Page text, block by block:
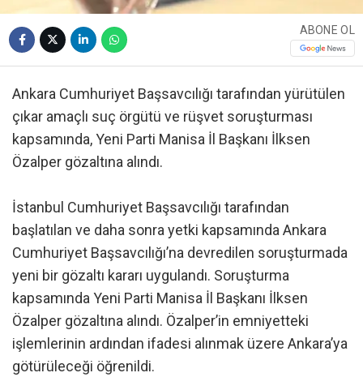
ABONE OL
Ankara Cumhuriyet Başsavcılığı tarafından yürütülen
çıkar amaçlı suç örgütü ve rüşvet soruşturması
kapsamında, Yeni Parti Manisa İl Başkanı İlksen
Özalper gözaltına alındı.
İstanbul Cumhuriyet Başsavcılığı tarafından
başlatılan ve daha sonra yetki kapsamında Ankara
Cumhuriyet Başsavcılığı’na devredilen soruşturmada
yeni bir gözaltı kararı uygulandı. Soruşturma
kapsamında Yeni Parti Manisa İl Başkanı İlksen
Özalper gözaltına alındı. Özalper’in emniyetteki
işlemlerinin ardından ifadesi alınmak üzere Ankara’ya
götürüleceği öğrenildi.